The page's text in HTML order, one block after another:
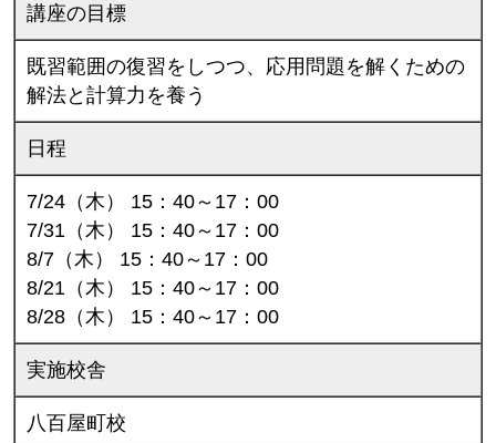
講座の目標
既習範囲の復習をしつつ、応用問題を解くための
解法と計算力を養う
日程
7/24（木） 15：40～17：00
7/31（木） 15：40～17：00
8/7（木） 15：40～17：00
8/21（木） 15：40～17：00
8/28（木） 15：40～17：00
実施校舎
八百屋町校